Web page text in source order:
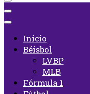
Inicio
Béisbol
LVBP
MLB
Fórmula 1